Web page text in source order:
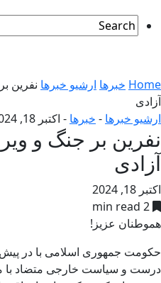
Home خبرها ارشیو خبرها نفرین
آزادی
ارشیو خبرها - خبرها - اکتبر 18, 2024
نفرین بر جنگ و
آزادی
اکتبر 18, 2024
2 min read
هموطنان عزیز!
حکومت جمهوری اسلامی با در پیش
درست و سیاست خارجی متضاد با